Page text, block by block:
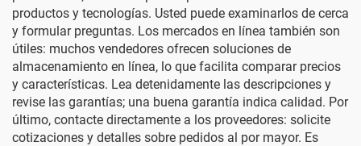
productos y tecnologías. Usted puede examinarlos de cerca
y formular preguntas. Los mercados en línea también son
útiles: muchos vendedores ofrecen soluciones de
almacenamiento en línea, lo que facilita comparar precios
y características. Lea detenidamente las descripciones y
revise las garantías; una buena garantía indica calidad. Por
último, contacte directamente a los proveedores: solicite
cotizaciones y detalles sobre pedidos al por mayor. Es